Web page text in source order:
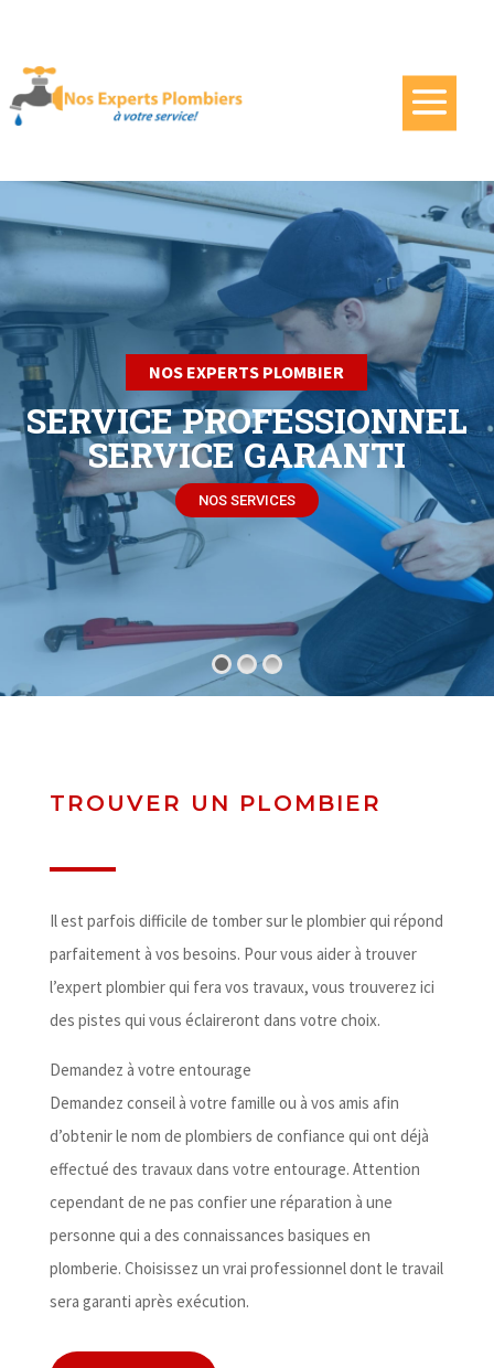
NOS EXPERTS PLOMBIER
COMMERCIAL &
RESIDENTIEL
NOS SERVICES
TROUVER UN PLOMBIER
Il est parfois difficile de tomber sur le plombier qui répond
parfaitement à vos besoins. Pour vous aider à trouver
l’expert plombier qui fera vos travaux, vous trouverez ici
des pistes qui vous éclaireront dans votre choix.
Demandez à votre entourage
Demandez conseil à votre famille ou à vos amis afin
d’obtenir le nom de plombiers de confiance qui ont déjà
effectué des travaux dans votre entourage. Attention
cependant de ne pas confier une réparation à une
personne qui a des connaissances basiques en
plomberie. Choisissez un vrai professionnel dont le travail
sera garanti après exécution.